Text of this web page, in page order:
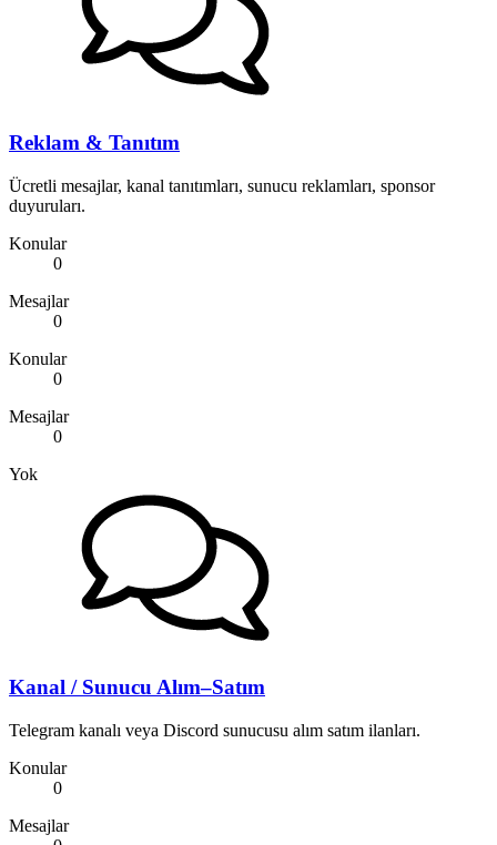
Reklam & Tanıtım
Ücretli mesajlar, kanal tanıtımları, sunucu reklamları, sponsor
duyuruları.
Konular
0
Mesajlar
0
Konular
0
Mesajlar
0
Yok
Kanal / Sunucu Alım–Satım
Telegram kanalı veya Discord sunucusu alım satım ilanları.
Konular
0
Mesajlar